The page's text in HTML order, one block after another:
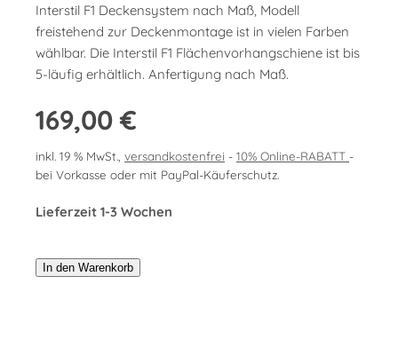
Interstil F1 Deckensystem nach Maß, Modell
freistehend zur Deckenmontage ist in vielen Farben
wählbar. Die Interstil F1 Flächenvorhangschiene ist bis
5-läufig erhältlich. Anfertigung nach Maß.
169,00 €
inkl. 19 % MwSt., versandkostenfrei - 10% Online-RABATT -
bei Vorkasse oder mit PayPal-Käuferschutz.
Lieferzeit 1-3 Wochen
In den Warenkorb